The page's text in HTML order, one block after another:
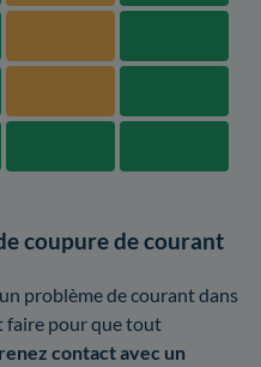
coupure de courant
problème de courant dans
faire pour que tout
contact avec un